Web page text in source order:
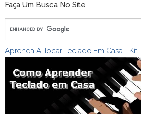
Faça Um Busca No Site
Aprenda A Tocar Teclado Em Casa -